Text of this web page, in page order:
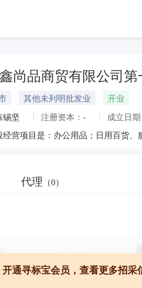
尚品商贸有限公司第
其他未列明批发业
开业
锡坚 注册资本： -
成立日
代理 （0）
开通寻标宝会员，查看更多招采